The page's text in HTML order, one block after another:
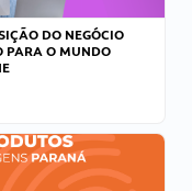
DO NEGÓCIO
PARA O MUNDO